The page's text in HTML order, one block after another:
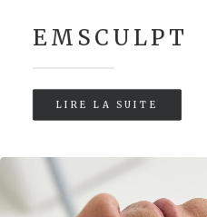
EMSCULPT
LIRE LA SUITE